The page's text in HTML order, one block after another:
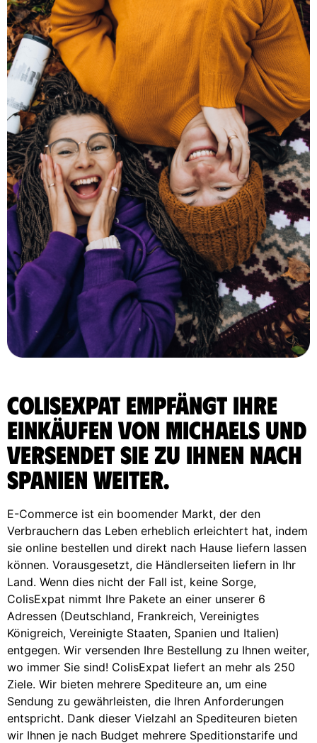
ColisExpat empfängt Ihre
Einkäufen von Michaels und
versendet sie zu Ihnen nach
Spanien weiter.
E-Commerce ist ein boomender Markt, der den
Verbrauchern das Leben erheblich erleichtert hat, indem
sie online bestellen und direkt nach Hause liefern lassen
können. Vorausgesetzt, die Händlerseiten liefern in Ihr
Land. Wenn dies nicht der Fall ist, keine Sorge,
ColisExpat nimmt Ihre Pakete an einer unserer 6
Adressen (Deutschland, Frankreich, Vereinigtes
Königreich, Vereinigte Staaten, Spanien und Italien)
entgegen. Wir versenden Ihre Bestellung zu Ihnen weiter,
wo immer Sie sind! ColisExpat liefert an mehr als 250
Ziele. Wir bieten mehrere Spediteure an, um eine
Sendung zu gewährleisten, die Ihren Anforderungen
entspricht. Dank dieser Vielzahl an Spediteuren bieten
wir Ihnen je nach Budget mehrere Speditionstarife und